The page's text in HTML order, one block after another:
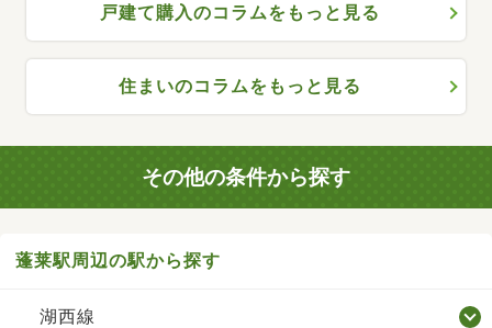
戸建て購入のコラムをもっと見る
住まいのコラムをもっと見る
その他の条件から探す
蓬莱駅周辺の駅から探す
湖西線